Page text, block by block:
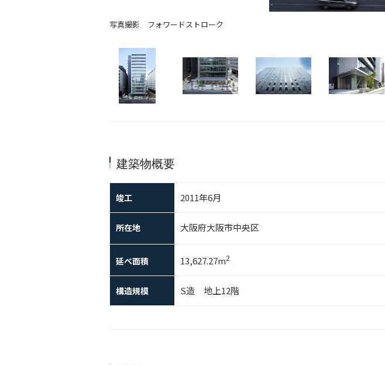
写真撮影 フォワードストローク
建築物概要
竣工 2011年6月
所在地 大阪府大阪市中央区
延べ面積 13,627.27m2
構造規模 S造 地上12階